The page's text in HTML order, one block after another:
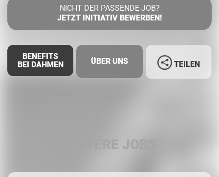
NICHT DER PASSENDE JOB?
JETZT INITIATIV BEWERBEN!
BENEFITS
BEI DAHMEN
ÜBER UNS TEILEN
WEITERE JOBS